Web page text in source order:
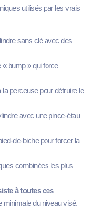
utilisés par les vrais
sans clé avec des
« bump » qui force
perceuse pour détruire le
avec une pince-étau
de-biche pour forcer la
combinées les plus
à toutes ces
minimale du niveau visé.